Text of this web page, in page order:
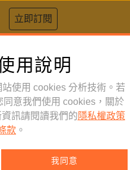
立即訂閱
】
用說明
使用 cookies 分析技術。若
意我們使用 cookies，關於
訊請閱讀我們的 隱私權政策
款 。
我同意